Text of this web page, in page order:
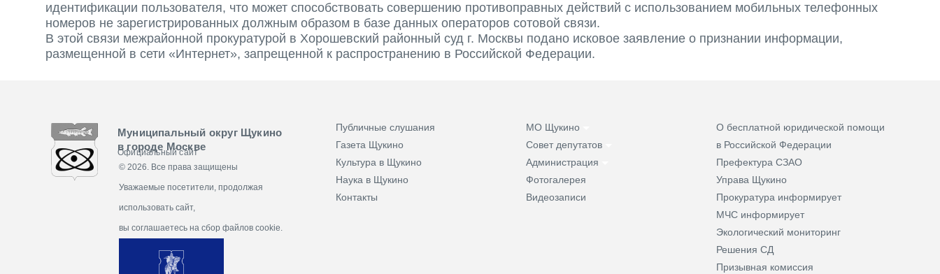
идентификации пользователя, что может способствовать совершению противоправных действий с использованием мобильных телефонных
номеров не зарегистрированных должным образом в базе данных операторов сотовой связи.
В этой связи межрайонной прокуратурой в Хорошевский районный суд г. Москвы подано исковое заявление о признании информации,
размещенной в сети «Интернет», запрещенной к распространению в Российской Федерации.
Муниципальный округ Щукино
в городе Москве
Официальный сайт
© 2026. Все права защищены
Уважаемые посетители, продолжая
использовать сайт,
вы соглашаетесь на сбор файлов cookie.
Публичные слушания
Газета Щукино
Культура в Щукино
Наука в Щукино
Контакты
МО Щукино
Совет депутатов
Администрация
Фотогалерея
Видеозаписи
О бесплатной юридической помощи
в Российской Федерации
Префектура СЗАО
Управа Щукино
Прокуратура информирует
МЧС информирует
Экологический мониторинг
Решения СД
Призывная комиссия